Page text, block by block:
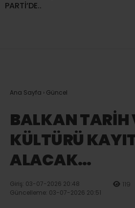
PARTİ’DE..
Ana Sayfa › Güncel
BALKAN TARİH
KÜLTÜRÜ
ALACAK…
Giriş: 03-07-2026 20:48
Güncelleme: 03-07-2026 20:51
119